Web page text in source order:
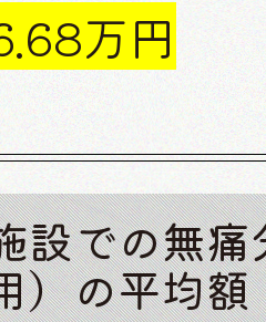
万円
設での無
）の平均額